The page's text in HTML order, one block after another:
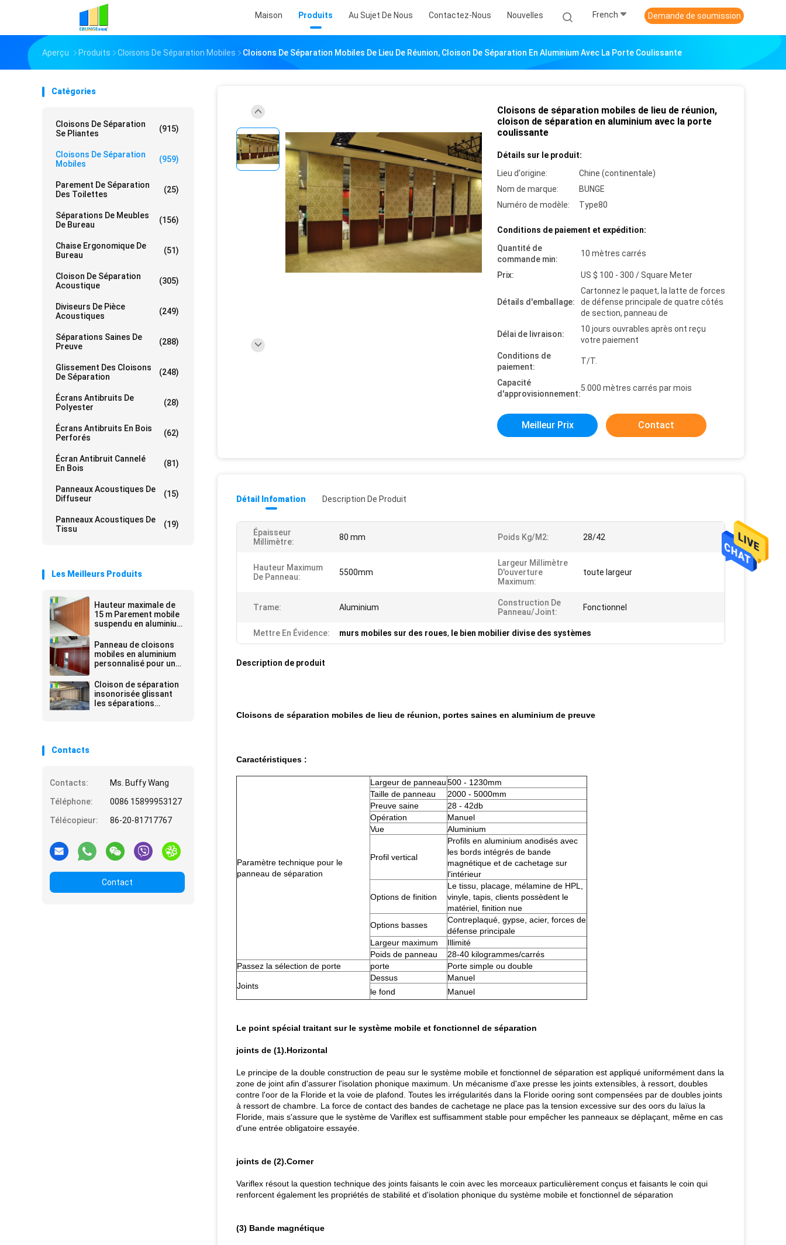
Maison Produits Au Sujet De Nous Contactez-Nous Nouvelles French Demande de soumission
Aperçu Produits Cloisons De Séparation Mobiles Cloisons De Séparation Mobiles De Lieu De Réunion, Cloison De Séparation En Aluminium Avec La Porte Coulissante
Catégories
Cloisons De Séparation
Se Pliantes
(915)
Cloisons De Séparation
Mobiles
(959)
Parement De Séparation
Des Toilettes
(25)
Séparations De Meubles
De Bureau
(156)
Chaise Ergonomique De
Bureau
(51)
Cloison De Séparation
Acoustique
(305)
Diviseurs De Pièce
Acoustiques
(249)
Séparations Saines De
Preuve
(288)
Glissement Des Cloisons
De Séparation
(248)
Écrans Antibruits De
Polyester
(28)
Écrans Antibruits En Bois
Perforés
(62)
Écran Antibruit Cannelé
En Bois
(81)
Panneaux Acoustiques De
Diffuseur
(15)
Panneaux Acoustiques De
Tissu
(19)
Les Meilleurs Produits
Hauteur maximale de
15 m Parement mobile
suspendu en aluminium
Panneau de cloisons
mobiles en aluminium
personnalisé pour une
600-1200 mm
Cloison de séparation
insonorisée glissant
les séparations
Contacts
Contacts:
Ms. Buffy Wang
Téléphone:
0086 15899953127
Télécopieur:
86-20-81717767
Contact
Cloisons de séparation mobiles de lieu de réunion,
cloison de séparation en aluminium avec la porte
coulissante
Détails sur le produit:
Lieu d'origine:
Chine (continentale)
Nom de marque:
BUNGE
Numéro de modèle:
Type80
Conditions de paiement et expédition:
Quantité de
commande min:
10 mètres carrés
Prix: US $ 100 - 300 / Square Meter
Détails d'emballage:
Cartonnez le paquet, la latte de forces
de défense principale de quatre côtés
de section, panneau de
Délai de livraison:
10 jours ouvrables après ont reçu
votre paiement
Conditions de
paiement:
T/T.
Capacité
d'approvisionnement:
5.000 mètres carrés par mois
Meilleur Prix Contact
Détail Infomation Description De Produit
Épaisseur
Millimètre:
80 mm Poids Kg/m2: 28/42
Hauteur Maximum
De Panneau:
5500mm
Largeur Millimètre
D'ouverture
Maximum:
toute largeur
Trame: Aluminium
Construction De
Panneau/joint:
Fonctionnel
Mettre En Évidence: murs mobiles sur des roues, le bien mobilier divise des systèmes
Description de produit
Cloisons de séparation mobiles de lieu de réunion, portes saines en aluminium de preuve
Caractéristiques :
Paramètre technique pour le
panneau de séparation
Largeur de panneau500 - 1230mm
Taille de panneau
2000 - 5000mm
Preuve saine
28 - 42db
Opération
Manuel
Vue
Aluminium
Profil vertical
Profils en aluminium anodisés avec
les bords intégrés de bande
magnétique et de cachetage sur
l'intérieur
Options de finition
Le tissu, placage, mélamine de HPL,
vinyle, tapis, clients possèdent le
matériel, finition nue
Options basses
Contreplaqué, gypse, acier, forces de
défense principale
Largeur maximum
Illimité
Poids de panneau
28-40 kilogrammes/carrés
Passez la sélection de porte
porte Porte simple ou double
Joints
Dessus
Manuel
le fond
Manuel
Le point spécial traitant sur le système mobile et fonctionnel de séparation
joints de (1).Horizontal
Le principe de la double construction de peau sur le système mobile et fonctionnel de séparation est appliqué uniformément dans la
zone de joint afin d'assurer l'isolation phonique maximum. Un mécanisme d'axe presse les joints extensibles, à ressort, doubles
contre l'oor de la Floride et la voie de plafond. Toutes les irrégularités dans la Floride ooring sont compensées par de doubles joints
à ressort de chambre. La force de contact des bandes de cachetage ne place pas la tension excessive sur des oors du laïus la
Floride, mais s'assure que le système de Variflex est suffisamment stable pour empêcher les panneaux se déplaçant, même en cas
d'une entrée obligatoire essayée.
joints de (2).Corner
Variflex résout la question technique des joints faisants le coin avec les morceaux particulièrement conçus et faisants le coin qui
renforcent également les propriétés de stabilité et d'isolation phonique du système mobile et fonctionnel de séparation
(3) Bande magnétique